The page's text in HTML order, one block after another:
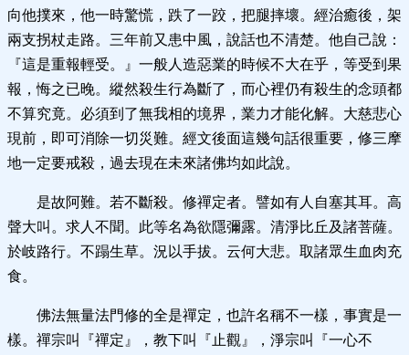
向他撲來，他一時驚慌，跌了一跤，把腿摔壞。經治癒後，架
兩支拐杖走路。三年前又患中風，說話也不清楚。他自己說：
『這是重報輕受。』一般人造惡業的時候不大在乎，等受到果
報，悔之已晚。縱然殺生行為斷了，而心裡仍有殺生的念頭都
不算究竟。必須到了無我相的境界，業力才能化解。大慈悲心
現前，即可消除一切災難。經文後面這幾句話很重要，修三摩
地一定要戒殺，過去現在未來諸佛均如此說。
是故阿難。若不斷殺。修禪定者。譬如有人自塞其耳。高
聲大叫。求人不聞。此等名為欲隱彌露。清淨比丘及諸菩薩。
於岐路行。不蹋生草。況以手拔。云何大悲。取諸眾生血肉充
食。
佛法無量法門修的全是禪定，也許名稱不一樣，事實是一
樣。禪宗叫『禪定』，教下叫『止觀』，淨宗叫『一心不